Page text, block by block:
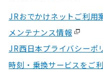
JRおでかけネットご利用
メンテナンス情報
JR西日本プライバシーポ
時刻・乗換サービスをご